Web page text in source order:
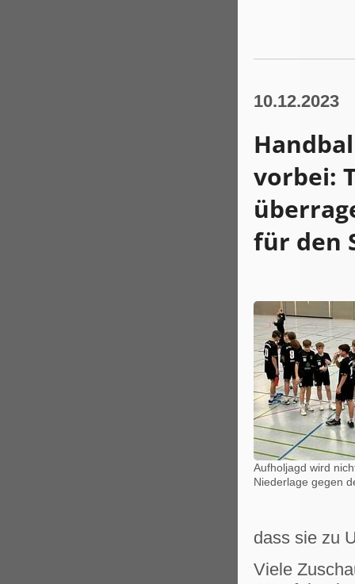
10.12.2023
vorbei:
für den
Aufholjagd wird
Niederlage gegen
dass sie zu
Viele